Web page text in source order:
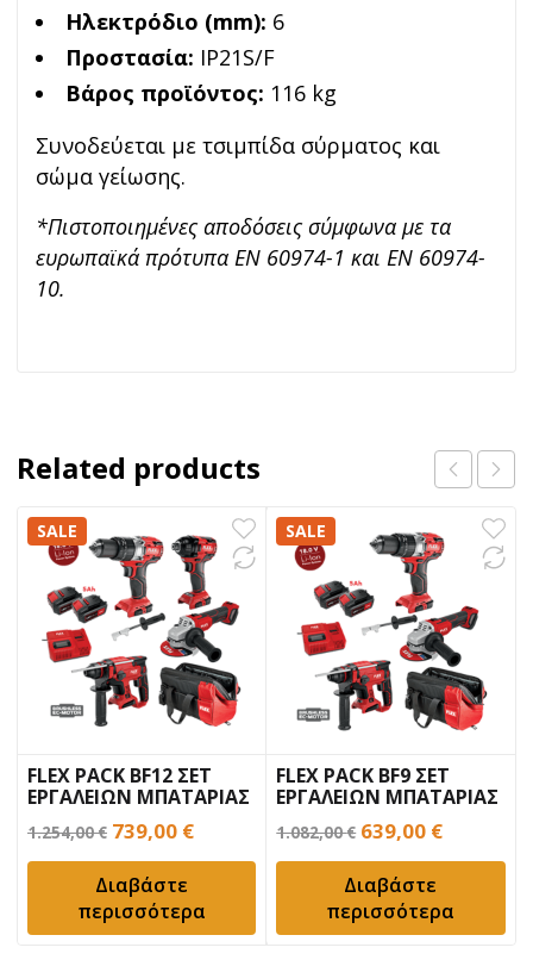
Ηλεκτρόδιο (mm): 6
Προστασία: IP21S/F
Βάρος προϊόντος: 116 kg
Συνοδεύεται με τσιμπίδα σύρματος και
σώμα γείωσης.
*Πιστοποιημένες αποδόσεις σύμφωνα με τα
ευρωπαϊκά πρότυπα EN 60974-1 και EN 60974-
10.
Related products
SALE
FLEX PACK BF12 ΣΕΤ
ΕΡΓΑΛΕΙΩΝ ΜΠΑΤΑΡΙΑΣ
1.254,00€ Original
price
was:
1.254,00 €.
739,00 €Η
τρέχουσα
είναι:
739,00 €.
Διαβάστε
περισσότερα
SALE
FLEX PACK BF9 ΣΕΤ
ΕΡΓΑΛΕΙΩΝ ΜΠΑΤΑΡΙΑΣ
1.082,00€ Original
price
was:
1.082,00 €.
639,00 €Η
είναι:
639,00 €.
Διαβάστε
περισσότερα